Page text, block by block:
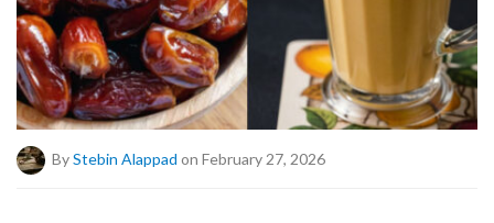
ByStebin Alappad on February 27, 2026